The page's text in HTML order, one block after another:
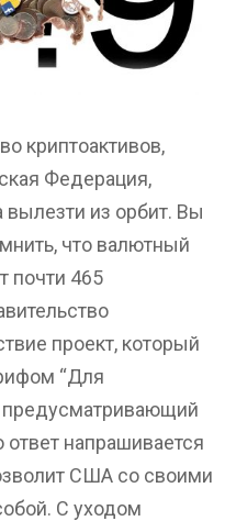
криптоактивов,
Федерация,
вылезти из орбит. Вы
что валютный
почти 465
проект, который
“Для
предусматривающий
напрашивается
США со своими
С уходом